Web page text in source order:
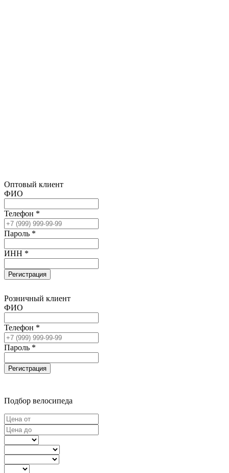
Оптовый клиент
ФИО
Телефон *
Пароль *
ИНН *
Регистрация
Розничный клиент
ФИО
Телефон *
Пароль *
Регистрация
Подбор велосипеда